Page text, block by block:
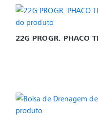
22G PROGR. PHACO